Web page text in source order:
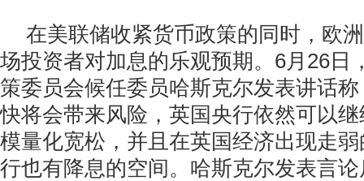
在美联储收紧货币政策的同时，欧
场投资者对加息的乐观预期。6月26日
策委员会候任委员哈斯克尔发表讲话
快将会带来风险，英国央行依然可以
模量化宽松，并且在英国经济出现走
行也有降息的空间。哈斯克尔发表言